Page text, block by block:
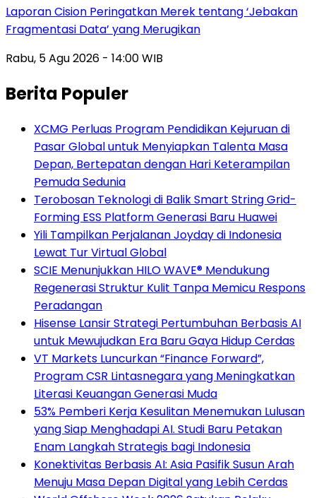
Laporan Cision Peringatkan Merek tentang ‘Jebakan
Fragmentasi Data’ yang Merugikan
Rabu, 5 Agu 2026 - 14:00 WIB
Berita Populer
XCMG Perluas Program Pendidikan Kejuruan di
Pasar Global untuk Menyiapkan Talenta Masa
Depan, Bertepatan dengan Hari Keterampilan
Pemuda Sedunia
Terobosan Teknologi di Balik Smart String Grid-
Forming ESS Platform Generasi Baru Huawei
Yili Tampilkan Perjalanan Joyday di Indonesia
Lewat Tur Virtual Global
SCIE Menunjukkan HILO WAVE® Mendukung
Regenerasi Struktur Kulit Tanpa Memicu Respons
Peradangan
Hisense Lansir Strategi Pertumbuhan Berbasis AI
untuk Mewujudkan Era Baru Gaya Hidup Cerdas
VT Markets Luncurkan “Finance Forward”,
Program CSR Lintasnegara yang Meningkatkan
Literasi Keuangan Generasi Muda
53% Pemberi Kerja Kesulitan Menemukan Lulusan
yang Siap Menghadapi AI. Studi Baru Petakan
Enam Langkah Strategis bagi Indonesia
Konektivitas Berbasis AI: Asia Pasifik Susun Arah
Menuju Masa Depan Digital yang Lebih Cerdas